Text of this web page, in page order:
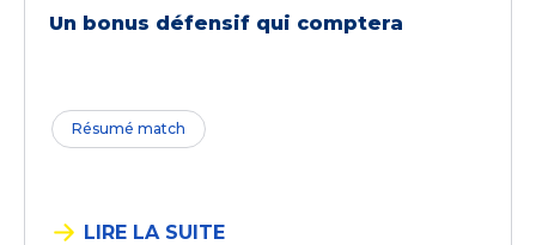
Un bonus défensif qui comptera
Résumé match
LIRE LA SUITE